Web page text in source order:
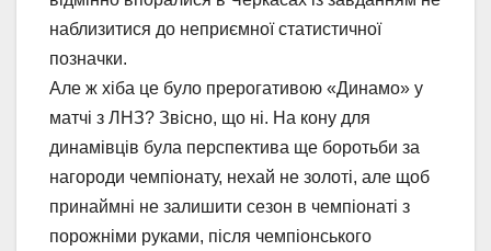
наблизитися до неприємної статистичної
позначки.
Але ж хіба це було прерогативою «Динамо» у
матчі з ЛНЗ? Звісно, що ні. На кону для
динамівців була перспектива ще боротьби за
нагороди чемпіонату, нехай не золоті, але щоб
принаймні не залишити сезон в чемпіонаті з
порожніми руками, після чемпіонського